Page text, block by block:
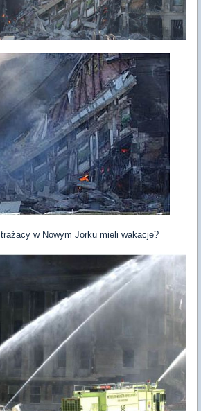
w Nowym Jorku mieli wakacje?